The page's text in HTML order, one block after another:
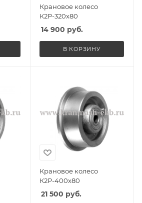
Крановое колесо
К2Р-320х80
14 900 руб.
В КОРЗИНУ
Крановое колесо
К2Р-400х80
21 500 руб.